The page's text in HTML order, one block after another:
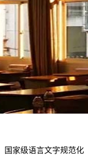
国家级语言文字规范化